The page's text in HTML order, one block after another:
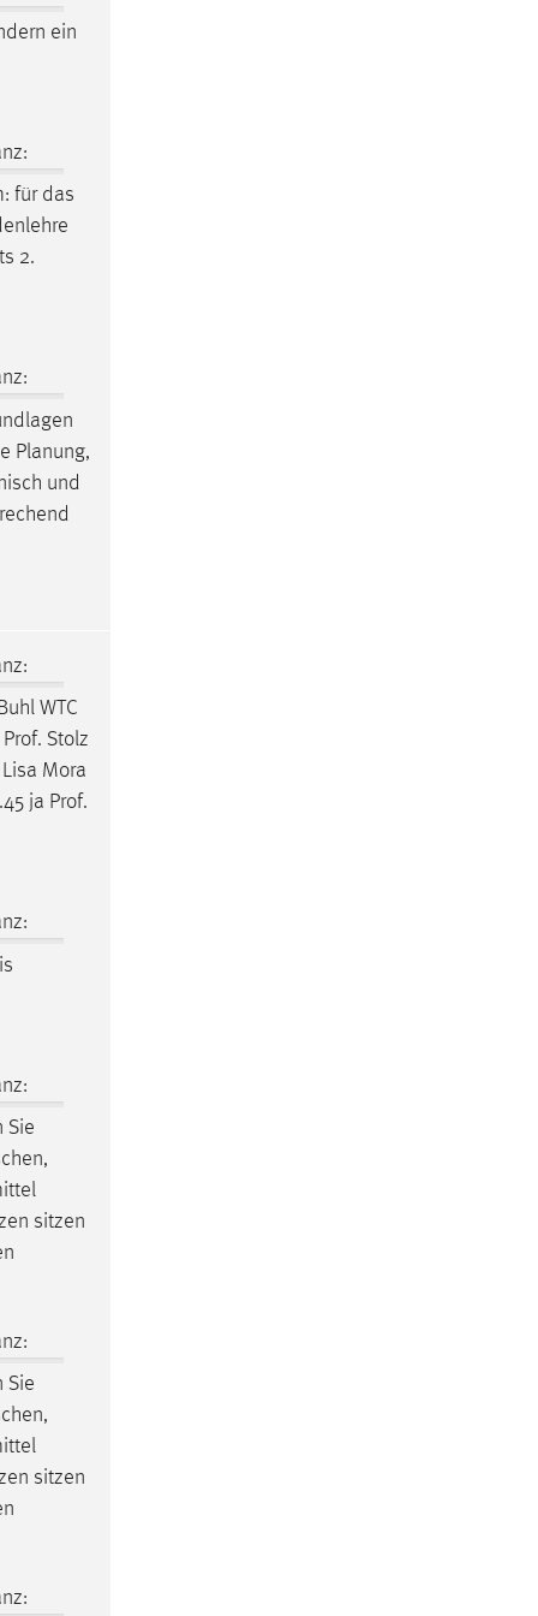
ein
: für das
2.
Planung,
und
WTC
Stolz
Mora
ja Prof.
Sie
sitzen
Sie
sitzen